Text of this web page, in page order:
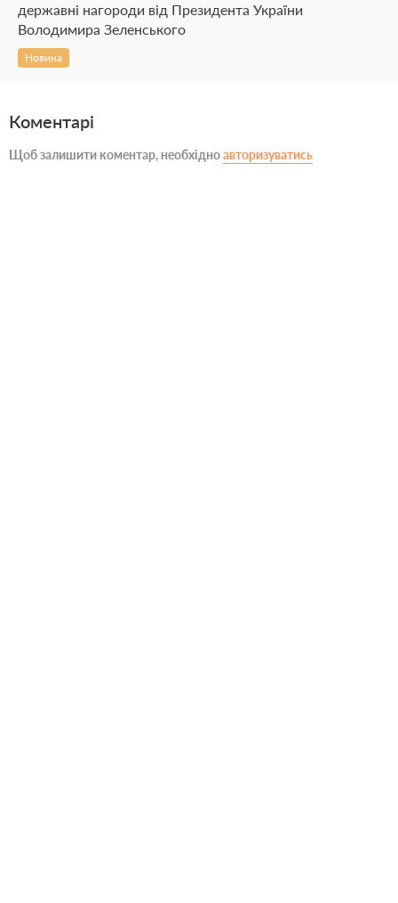
державні нагороди від Президента України
Володимира Зеленського
Новина
Коментарі
Щоб залишити коментар, необхідноавторизуватись